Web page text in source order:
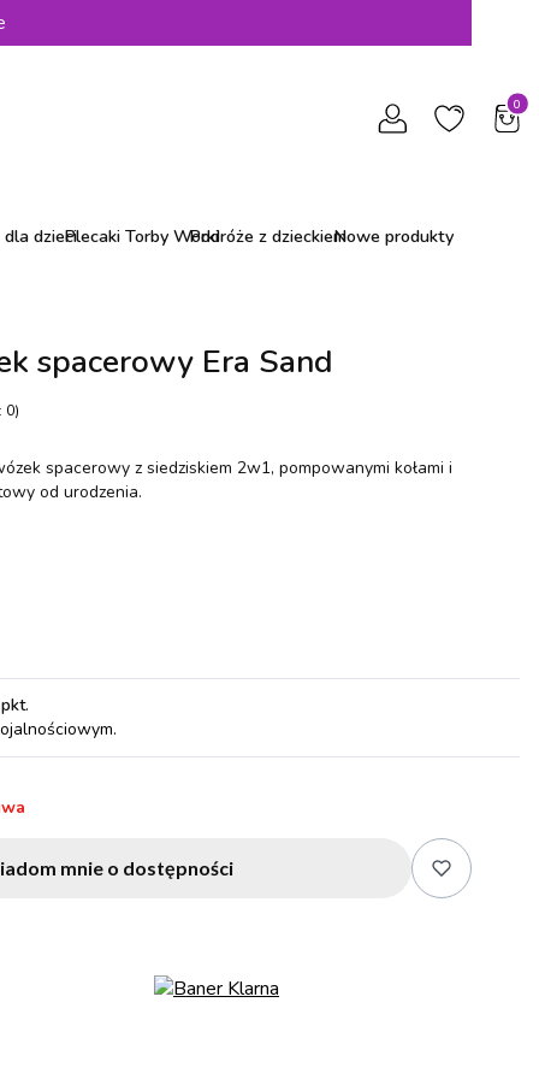
dzieciPlecaki Torby WorkiPodróże z dzieckiemNowe produkty
spacerowy Era Sand
0)
spacerowy z siedziskiem 2w1, pompowanymi kołami i
od urodzenia.
.
mnie o dostępności